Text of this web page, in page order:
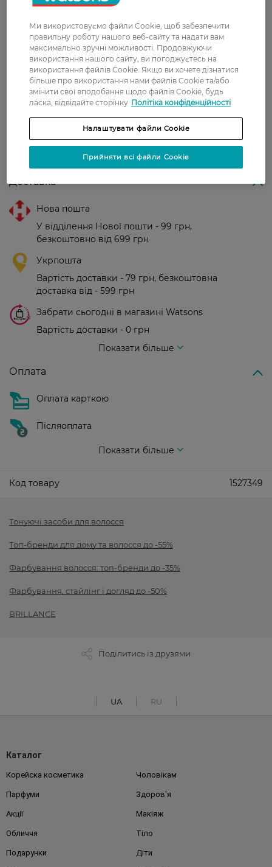
Догляду та підтримання блиску між
Країна-виробник:Словенія
Рейтинг та відгуки
0
З 0 відгуків
0 відгуків
Доставка
Нова пошта
У відділення Нової пошти - 99 грн,
безкоштовно від 699 грн
Укрпошта
Вартість доставки - 79 грн, безкоштовна
доставка від - 599 грн
Забрати сьогодні в магазині Watsons
Вартість доставки - 0 грн
Показати більше
Оплата
Оплата карткою
Післяоплата
Показати більше
Код товару 1527349
Тонуючі засоби для волосся
Топ-бренди для дому та волосся до -55%
Фарбування волосся: топ-бренди до -35%
Фарбування, стайлінг і догляд до -50%
BRILLANCE
Поділитись із друзями
UA RU
Каталог
Корейска косметика Чоловікам
Парфуми Здоров'я
Акції Макіяж
Обличчя Тіло
Подарунки Діти
Ми використовуємо файли Cookie, щоб забезпечити
правильну роботу нашого веб-сайту та надати вам
максимально зручні можливості. Продовжуючи
використання нашого сайту, ви погоджуєтесь на
використання файлів Cookie. Якщо ви хочете дізнатися
більше про використання нами файлів Cookie та/або
змінити свої вподобання щодо файлів Cookie, будь
ласка, відвідайте сторінку Політіка конфіденційності
Налаштувати файли Cookie
Прийняти всі файли Cookie